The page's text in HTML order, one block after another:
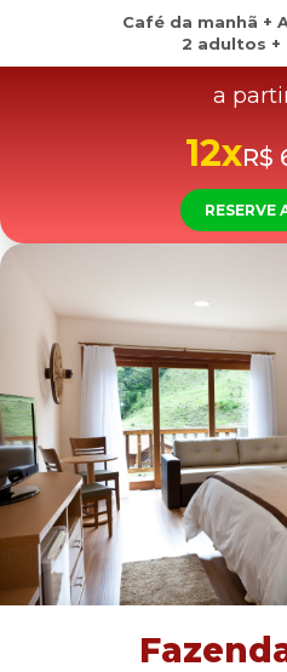
Café da manhã +
2 adultos +
a
12xR$
RESERVE